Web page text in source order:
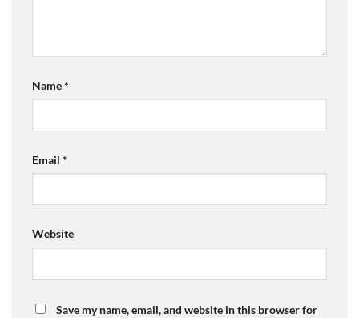
Name*
Email *
Website
Save my name, email, and website in this browser for